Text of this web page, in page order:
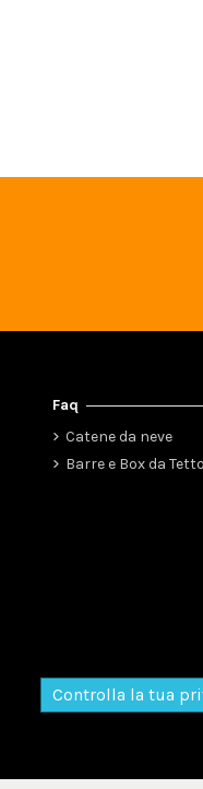
Faq
Catene da neve
Barre e Box da Tetto
Controlla la tua